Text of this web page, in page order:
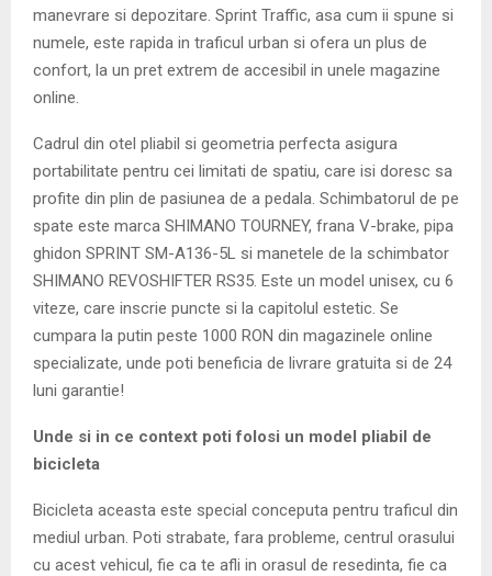
manevrare si depozitare. Sprint Traffic, asa cum ii spune si
numele, este rapida in traficul urban si ofera un plus de
confort, la un pret extrem de accesibil in unele magazine
online.
Cadrul din otel pliabil si geometria perfecta asigura
portabilitate pentru cei limitati de spatiu, care isi doresc sa
profite din plin de pasiunea de a pedala. Schimbatorul de pe
spate este marca SHIMANO TOURNEY, frana V-brake, pipa
ghidon SPRINT SM-A136-5L si manetele de la schimbator
SHIMANO REVOSHIFTER RS35. Este un model unisex, cu 6
viteze, care inscrie puncte si la capitolul estetic. Se
cumpara la putin peste 1000 RON din magazinele online
specializate, unde poti beneficia de livrare gratuita si de 24
luni garantie!
Unde si in ce context poti folosi un model pliabil de
bicicleta
Bicicleta aceasta este special conceputa pentru traficul din
mediul urban. Poti strabate, fara probleme, centrul orasului
cu acest vehicul, fie ca te afli in orasul de resedinta, fie ca